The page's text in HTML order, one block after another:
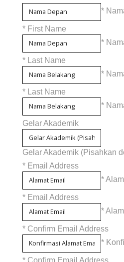
*
* First Name
*
* Last Name
*
* Last Name
*
Gelar Akademik
Gelar Akademik (Pisahkan
* Email Address
*
* Email Address
*
* Confirm Email Address
*
* Confirm Email Address